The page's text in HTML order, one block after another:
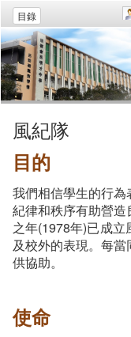
目錄
風紀隊
目的
我們相信學生的行
紀律和秩序有助營
之年(1978年)已成
及校外的表現。每
供協助。
使命